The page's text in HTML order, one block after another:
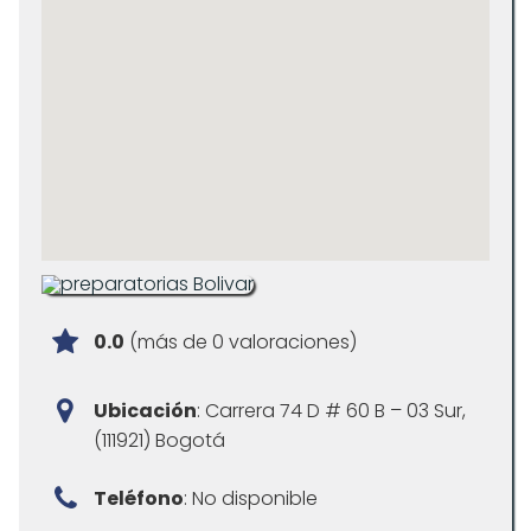
0.0 (más de 0 valoraciones)
Ubicación: Carrera 74 D # 60 B – 03 Sur,
(111921) Bogotá
Teléfono: No disponible